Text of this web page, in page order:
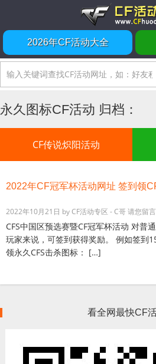
2026年CF活动大全
永久图标CF活动 归档：
CF传说炽阳活动
2022年CF冠军杯活动网址 签到领
2022年10月21日 byCF活动专区 - C哥请您留言
CFS中国区预选赛暨CF冠军杯活动 对普
玩家来说，可签到获得奖励。 例如签到
领永久CFS击杀图标： […]
看全网最快CF